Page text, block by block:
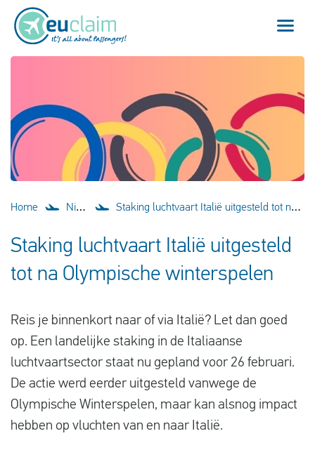
Vluchtproblemen
Gemaakte kosten
Vlucht gewijzigd
Aansluiting gemist
Vlucht geannuleerd
Onze service
Inloggen
Home Nieuws Staking luchtvaart Italië uitgesteld tot na Olympische winterspelen
Staking luchtvaart Italië uitgesteld
tot na Olympische winterspelen
Reis je binnenkort naar of via Italië? Let dan goed
op. Een landelijke staking in de Italiaanse
luchtvaartsector staat nu gepland voor 26 februari.
De actie werd eerder uitgesteld vanwege de
Olympische Winterspelen, maar kan alsnog impact
hebben op vluchten van en naar Italië.